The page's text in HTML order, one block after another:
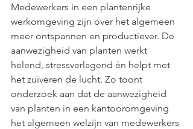
Medewerkers in een plantenrijke
werkomgeving zijn over het algemeen
meer ontspannen en productiever. De
aanwezigheid van planten werkt
helend, stressverlagend én helpt met
het zuiveren de lucht. Zo toont
onderzoek aan dat de aanwezigheid
van planten in een kantooromgeving
het algemeen welzijn van medewerkers